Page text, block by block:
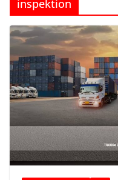
inspektion